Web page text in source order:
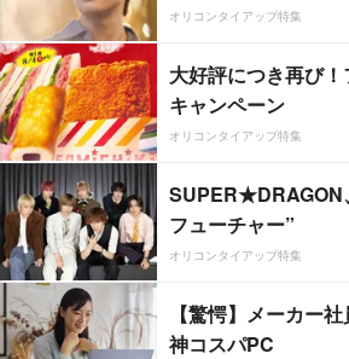
オリコンタイアップ特集
大好評につき再び
キャンペーン
オリコンタイアップ特集
SUPER★DRAGON
フューチャー”
オリコンタイアップ特集
【驚愕】メーカー
神コスパPC